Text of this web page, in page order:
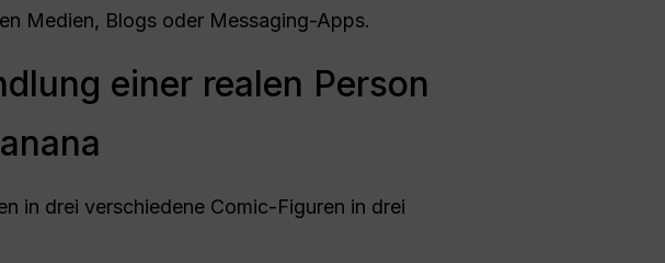
Medien, Blogs oder Messaging-Apps.
einer realen Person
in drei verschiedene Comic-Figuren in drei